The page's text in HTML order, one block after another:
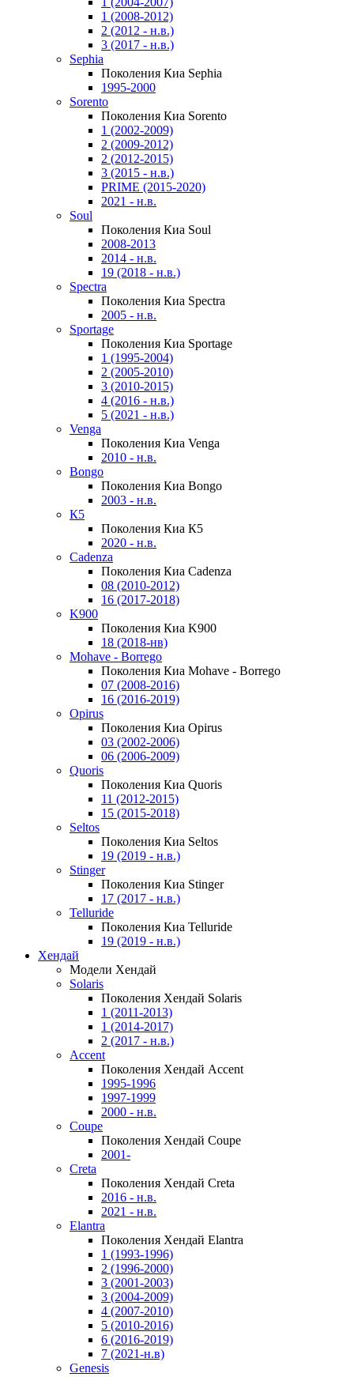
1 (2008-2012)
2 (2012 - н.в.)
3 (2017 - н.в.)
Sephia
Поколения Киа Sephia
1995-2000
Sorento
Поколения Киа Sorento
1 (2002-2009)
2 (2009-2012)
2 (2012-2015)
3 (2015 - н.в.)
PRIME (2015-2020)
2021 - н.в.
Soul
Поколения Киа Soul
2008-2013
2014 - н.в.
19 (2018 - н.в.)
Spectra
Поколения Киа Spectra
2005 - н.в.
Sportage
Поколения Киа Sportage
1 (1995-2004)
2 (2005-2010)
3 (2010-2015)
4 (2016 - н.в.)
5 (2021 - н.в.)
Venga
Поколения Киа Venga
2010 - н.в.
Bongo
Поколения Киа Bongo
2003 - н.в.
К5
Поколения Киа К5
2020 - н.в.
Cadenza
Поколения Киа Cadenza
08 (2010-2012)
16 (2017-2018)
K900
Поколения Киа K900
18 (2018-нв)
Mohave - Borrego
Поколения Киа Mohave - Borrego
07 (2008-2016)
16 (2016-2019)
Opirus
Поколения Киа Opirus
03 (2002-2006)
06 (2006-2009)
Quoris
Поколения Киа Quoris
11 (2012-2015)
15 (2015-2018)
Seltos
Поколения Киа Seltos
19 (2019 - н.в.)
Stinger
Поколения Киа Stinger
17 (2017 - н.в.)
Telluride
Поколения Киа Telluride
19 (2019 - н.в.)
Хендай
Модели Хендай
Solaris
Поколения Хендай Solaris
1 (2011-2013)
1 (2014-2017)
2 (2017 - н.в.)
Accent
Поколения Хендай Accent
1995-1996
1997-1999
2000 - н.в.
Coupe
Поколения Хендай Coupe
2001-
Creta
Поколения Хендай Creta
2016 - н.в.
2021 - н.в.
Elantra
Поколения Хендай Elantra
1 (1993-1996)
2 (1996-2000)
3 (2001-2003)
3 (2004-2009)
4 (2007-2010)
5 (2010-2016)
6 (2016-2019)
7 (2021-н.в)
Genesis